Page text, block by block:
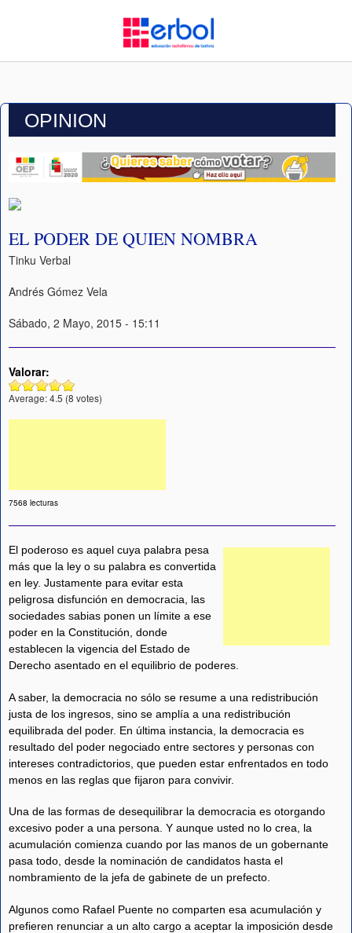
OPINION
EL PODER DE QUIEN NOMBRA
Tinku Verbal
Andrés Gómez Vela
Sábado, 2 Mayo, 2015 - 15:11
Valorar:
Average:4.5 (8 votes)
7568 lecturas
El poderoso es aquel cuya palabra pesa
más que la ley o su palabra es convertida
en ley. Justamente para evitar esta
peligrosa disfunción en democracia, las
sociedades sabias ponen un límite a ese
poder en la Constitución, donde
establecen la vigencia del Estado de
Derecho asentado en el equilibrio de poderes.
A saber, la democracia no sólo se resume a una redistribución
justa de los ingresos, sino se amplía a una redistribución
equilibrada del poder. En última instancia, la democracia es
resultado del poder negociado entre sectores y personas con
intereses contradictorios, que pueden estar enfrentados en todo
menos en las reglas que fijaron para convivir.
Una de las formas de desequilibrar la democracia es otorgando
excesivo poder a una persona. Y aunque usted no lo crea, la
acumulación comienza cuando por las manos de un gobernante
pasa todo, desde la nominación de candidatos hasta el
nombramiento de la jefa de gabinete de un prefecto.
Algunos como Rafael Puente no comparten esa acumulación y
prefieren renunciar a un alto cargo a aceptar la imposición desde